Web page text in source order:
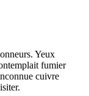
Yeux
fumier
cuivre